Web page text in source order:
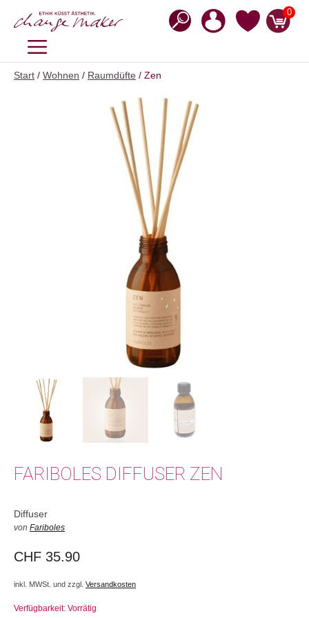
Inhalt
0
MENÜ
Start / Wohnen / Raumdüfte / Zen
FARIBOLES DIFFUSER ZEN
Diffuser
von Fariboles
CHF 35.90
inkl. MWSt. und zzgl. Versandkosten
Verfügbarkeit: Vorrätig